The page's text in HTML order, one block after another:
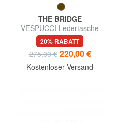
THE BRIDGE
VESPUCCI Ledertasche
20% RABATT
275,00 € 220,00 €
Kostenloser Versand